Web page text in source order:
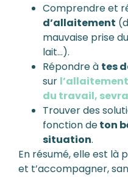
Comprendre et
d’allaitement
mauvaise prise
lait…).
Répondre à tes
sur
du travail,
Trouver des
fonction deton
situation.
En résumé, elle est là
et t’accompagner,